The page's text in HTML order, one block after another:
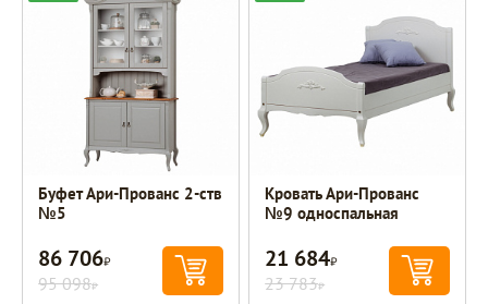
Буфет Ари-Прованс 2-ств
№5
86 706Р
95 098Р
Кровать Ари-Прованс
№9 односпальная
21 684Р
23 783Р